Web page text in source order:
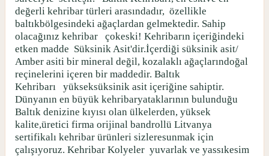
değerli kehribar türleri arasındadır, özellikle
baltıkbölgesindeki ağaçlardan gelmektedir. Sahip
olacağınız kehribar
çokeski! Kehribarın içeriğindeki
etken madde Süksinik Asit'dir.İçerdiği süksinik asit/
Amber asiti bir mineral değil, kozalaklı ağaçlarındoğal
reçinelerini içeren bir maddedir. Baltık
Kehribarı
yükseksüksinik asit içeriğine sahiptir.
Dünyanın en büyük kehribaryataklarının bulunduğu
Baltık denizine kıyısı olan ülkelerden, yüksek
kalite,üretici firma orijinal bandrollü Litvanya
sertifikalı kehribar ürünleri sizleresunmak için
çalışıyoruz. Kehribar Kolyeler yuvarlak ve yassıkesim